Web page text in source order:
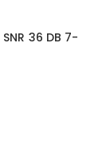
SNR 36 DB 7-